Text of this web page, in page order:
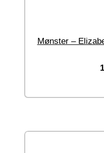
Mønster –